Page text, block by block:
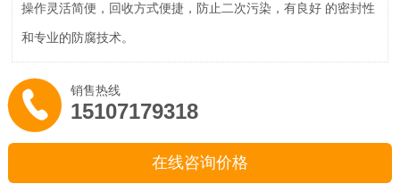
操作灵活简便，回收方式便捷，防止二次污染，有良好 的密封性
和专业的防腐技术。
销售热线
15107179318
在线咨询价格